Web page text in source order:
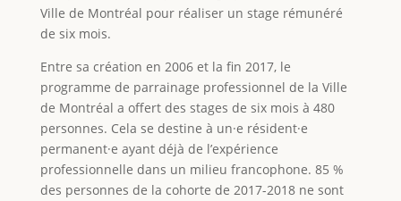
Ville de Montréal pour réaliser un stage rémunéré
de six mois.
Entre sa création en 2006 et la fin 2017, le
programme de parrainage professionnel de la Ville
de Montréal a offert des stages de six mois à 480
personnes. Cela se destine à un·e résident·e
permanent·e ayant déjà de l’expérience
professionnelle dans un milieu francophone. 85 %
des personnes de la cohorte de 2017-2018 ne sont